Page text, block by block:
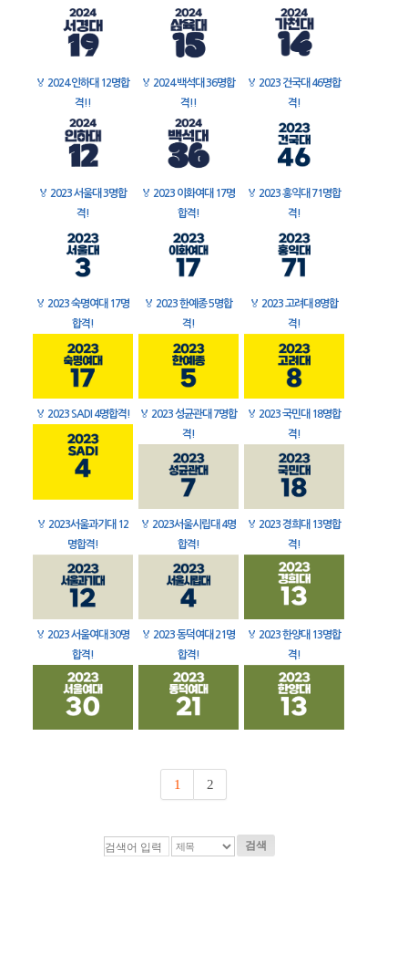
🏅 2024 인하대 12명합
격!!
🏅 2024 백석대 36명합
격!!
🏅 2023 건국대 46명합
격!
🏅 2023 서울대 3명합
격!
🏅 2023 이화여대 17명
합격!
🏅 2023 홍익대 71명합
격!
🏅 2023 숙명여대 17명
합격!
🏅 2023 한예종 5명합
격!
🏅 2023 고려대 8명합
격!
🏅 2023 SADI 4명합격! 🏅 2023 성균관대 7명합
격!
🏅 2023 국민대 18명합
격!
🏅 2023서울과기대 12
명합격!
🏅 2023서울시립대 4명
합격!
🏅 2023 경희대 13명합
격!
🏅 2023 서울여대 30명
합격!
🏅 2023 동덕여대 21명
합격!
🏅 2023 한양대 13명합
격!
1 2
검색